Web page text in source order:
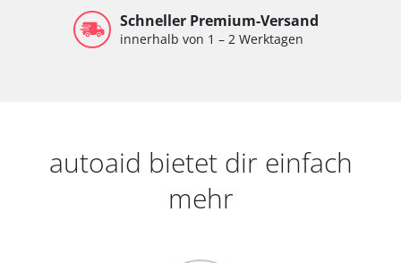
Schneller Premium-Versand
innerhalb von 1 – 2 Werktagen
autoaid bietet dir einfach
mehr